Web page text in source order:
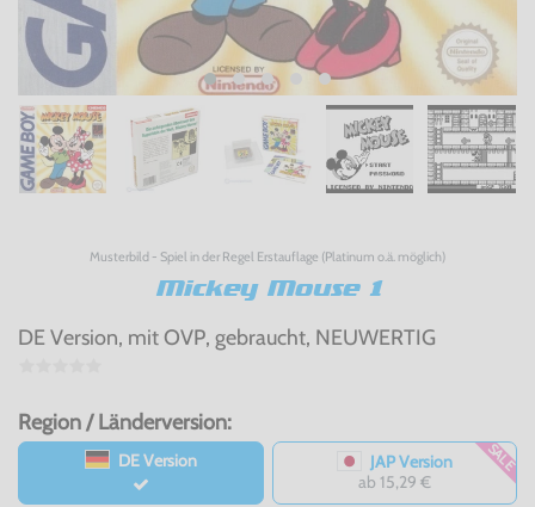
Musterbild - Spiel in der Regel Erstauflage (Platinum o.ä. möglich)
Mickey Mouse 1
DE Version, mit OVP, gebraucht, NEUWERTIG
Region / Länderversion:
DE Version
JAP Version
ab 15,29 €
SALE